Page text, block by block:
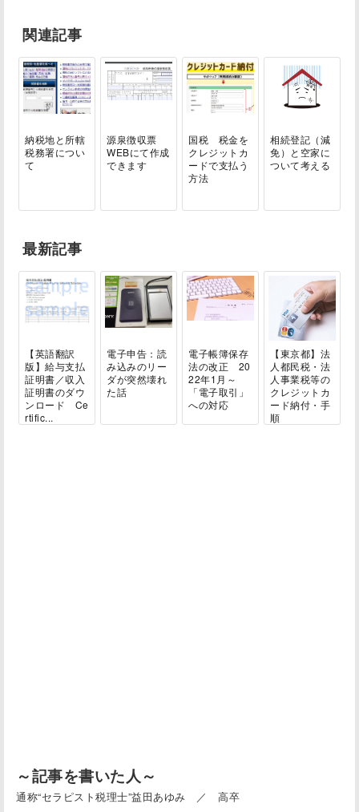
関連記事
納税地と所轄
税務署につい
て
源泉徴収票
WEBにて作成
できます
国税 税金を
クレジットカ
ードで支払う
方法
相続登記（減
免）と空家に
ついて考える
最新記事
【英語翻訳
版】給与支払
証明書／収入
証明書のダウ
ンロード Ce
rtific...
電子申告：読
み込みのリー
ダが突然壊れ
た話
電子帳簿保存
法の改正 20
22年1月～
「電子取引」
への対応
【東京都】法
人都民税・法
人事業税等の
クレジットカ
ード納付・手
順
～記事を書いた人～
通称“セラピスト税理士”益田あゆみ ／ 高卒